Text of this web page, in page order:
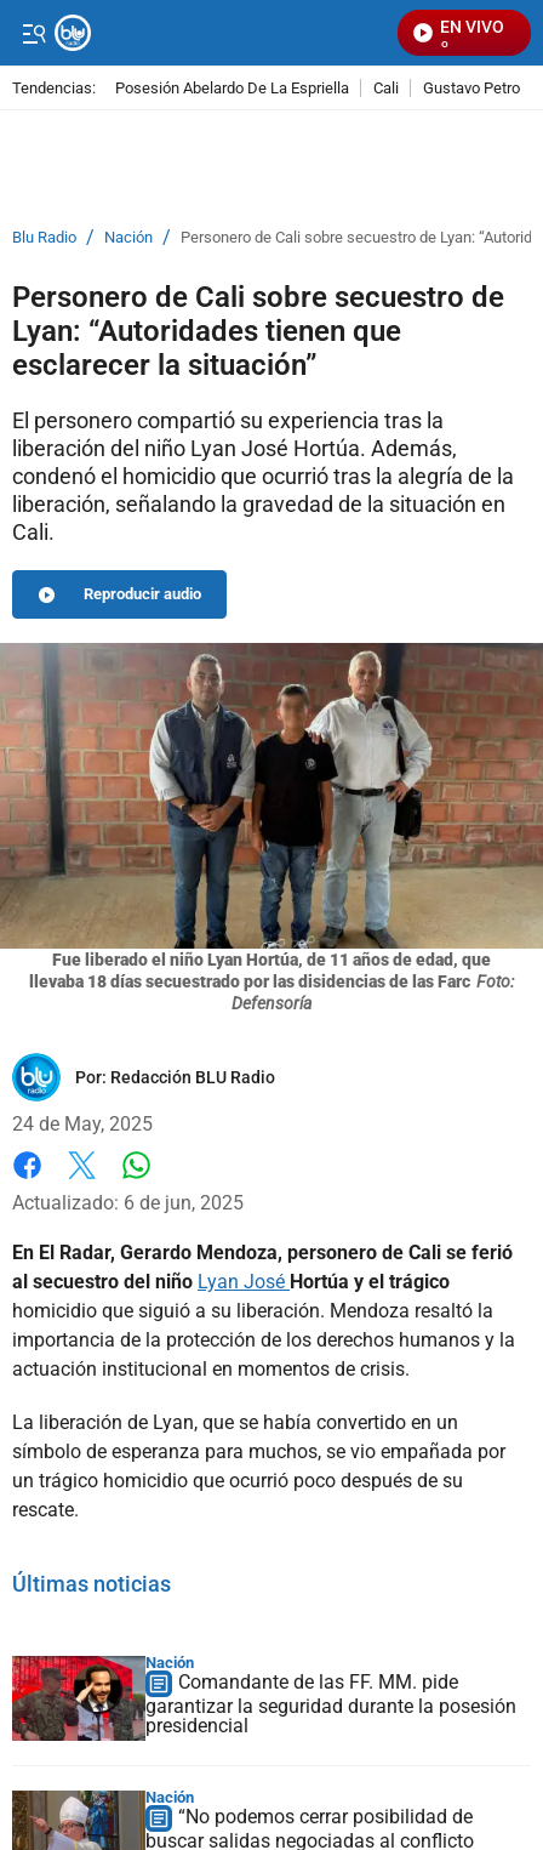
EN VIVO
Tendencias: Posesión Abelardo De La Espriella Cali Gustavo Petro
Blu Radio / Nación / Personero de Cali sobre secuestro de Lyan:
Personero de Cali sobre secuestro de
Lyan: “Autoridades tienen que
esclarecer la situación”
El personero compartió su experiencia tras la
liberación del niño Lyan José Hortúa. Además,
condenó el homicidio que ocurrió tras la alegría de la
liberación, señalando la gravedad de la situación en
Cali.
Reproducir audio
Fue liberado el niño Lyan Hortúa, de 11 años de edad, que
llevaba 18 días secuestrado por las disidencias de las Farc Foto:
Defensoría
Por: Redacción BLU Radio
24 de May, 2025
Facebook
X
Actualizado: 6 de jun, 2025
En El Radar, Gerardo Mendoza, personero de Cali se ferió
al secuestro del niño Lyan José Hortúa y el trágico
homicidio que siguió a su liberación. Mendoza resaltó la
importancia de la protección de los derechos humanos y la
actuación institucional en momentos de crisis.
La liberación de Lyan, que se había convertido en un
símbolo de esperanza para muchos, se vio empañada por
un trágico homicidio que ocurrió poco después de su
rescate.
Últimas noticias
Nación
Comandante de las FF. MM. pide
garantizar la seguridad durante la posesión
presidencial
Nación
“No podemos cerrar posibilidad de
buscar salidas negociadas al conflicto